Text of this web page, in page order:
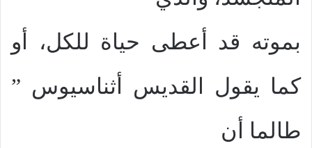
بموته قد أعطى حياة للكل، أو
كما يقول القديس أثناسيوس ”
طالما أن